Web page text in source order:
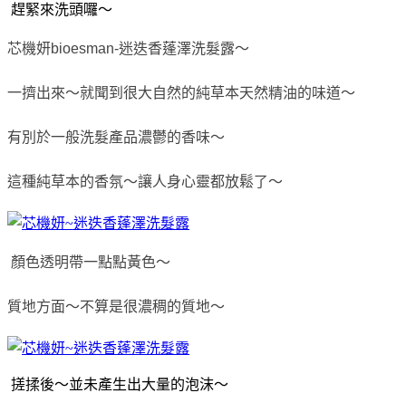
趕緊來洗頭囉～
芯機妍bioesman-迷迭香蓬澤洗髮露～
一擠出來～就聞到很大自然的純草本天然精油的味道～
有別於一般洗髮產品濃鬱的香味～
這種純草本的香氛～讓人身心靈都放鬆了～
顏色透明帶一點點黃色～
質地方面～不算是很濃稠的質地～
搓揉後～並未產生出大量的泡沫～